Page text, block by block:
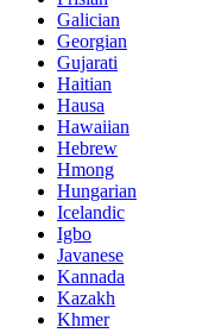
Galician
Georgian
Gujarati
Haitian
Hausa
Hawaiian
Hebrew
Hmong
Hungarian
Icelandic
Igbo
Javanese
Kannada
Kazakh
Khmer